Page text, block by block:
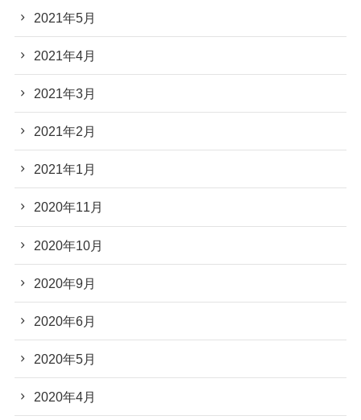
2021年5月
2021年4月
2021年3月
2021年2月
2021年1月
2020年11月
2020年10月
2020年9月
2020年6月
2020年5月
2020年4月